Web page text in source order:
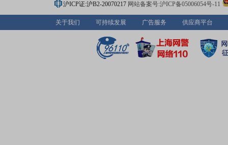
沪ICP证:沪B2-20070217 网站备案号:沪ICP备05006054号-11
关于我们 可持续发展 广告服务 供应商平台